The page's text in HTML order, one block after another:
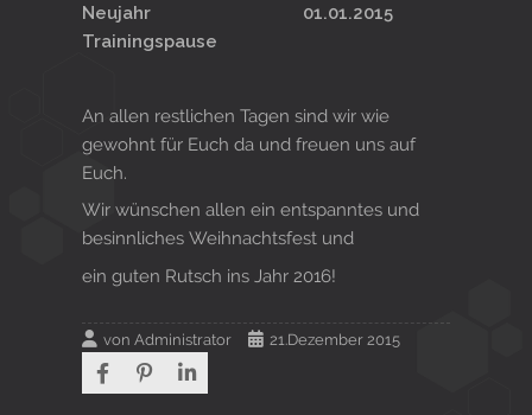
Neujahr 01.01.2015
Trainingspause
An allen restlichen Tagen sind wir wie
gewohnt für Euch da und freuen uns auf
Euch.
Wir wünschen allen ein entspanntes und
besinnliches Weihnachtsfest und
ein guten Rutsch ins Jahr 2016!
von Administrator 21.Dezember 2015